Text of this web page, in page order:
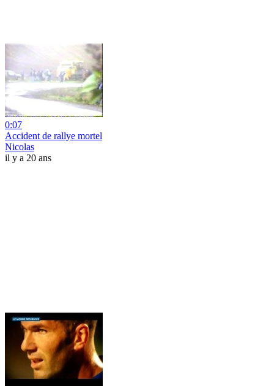
0:07
Accident de rallye mortel
Nicolas
il y a 20 ans